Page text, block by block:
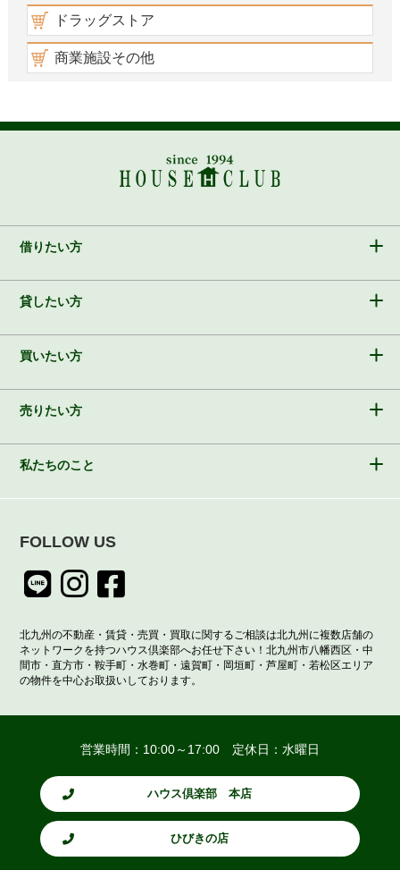
ドラッグストア
商業施設その他
借りたい方
貸したい方
買いたい方
売りたい方
私たちのこと
FOLLOW US
北九州の不動産・賃貸・売買・買取に関するご相談は北九州に複数店舗の
ネットワークを持つハウス倶楽部へお任せ下さい！北九州市八幡西区・中
間市・直方市・鞍手町・水巻町・遠賀町・岡垣町・芦屋町・若松区エリア
の物件を中心お取扱いしております。
営業時間：10:00～17:00 定休日：水曜日
ハウス倶楽部 本店
ひびきの店